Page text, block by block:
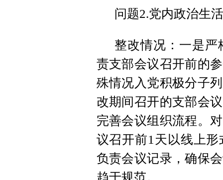
问题2.党内政治生
整改情况：一是
责支部会议召开前的
殊情况入党积极分子
改期间召开的支部会
完善会议组织流程。
议召开前1天以线上
负责会议记录，确保
趋于规范。